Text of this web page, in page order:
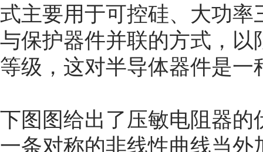
式主要用于可控硅、大功
与保护器件并联的方式，
等级，这对半导体器件是一
下图图给出了压敏电阻器
一条对称的非线性曲线当